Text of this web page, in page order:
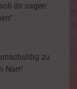
dir sagen
zu
Narr!